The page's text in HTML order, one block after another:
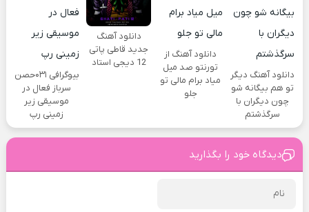
دانلود آهنگ دیگر
تو هم بیگانه شو
چون دیگران با
سرگذشتم
دانلود آهنگ از
تورنتو صد میل
میاد برام مالی تو
جلو
دانلود آهنگ
جدید قاطی پاتی
12 دیجی استاد
بیوگرافی ۰۳۱حصن
سرباز فعال در
موسیقی زیر
زمینی رپ
دیدگاه خود را بگذارید